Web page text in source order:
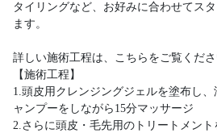
タイリングなど、お好みに合わせてス
ます。
詳しい施術工程は、こちらをご覧くださ
【施術工程】
1.頭皮用クレンジングジェルを塗布し
ャンプーをしながら15分マッサージ
2.さらに頭皮・毛先用のトリートメン